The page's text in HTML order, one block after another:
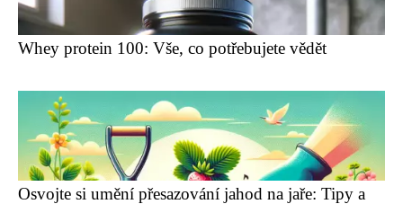
Whey protein 100: Vše, co potřebujete vědět
Osvojte si umění přesazování jahod na jaře: Tipy a